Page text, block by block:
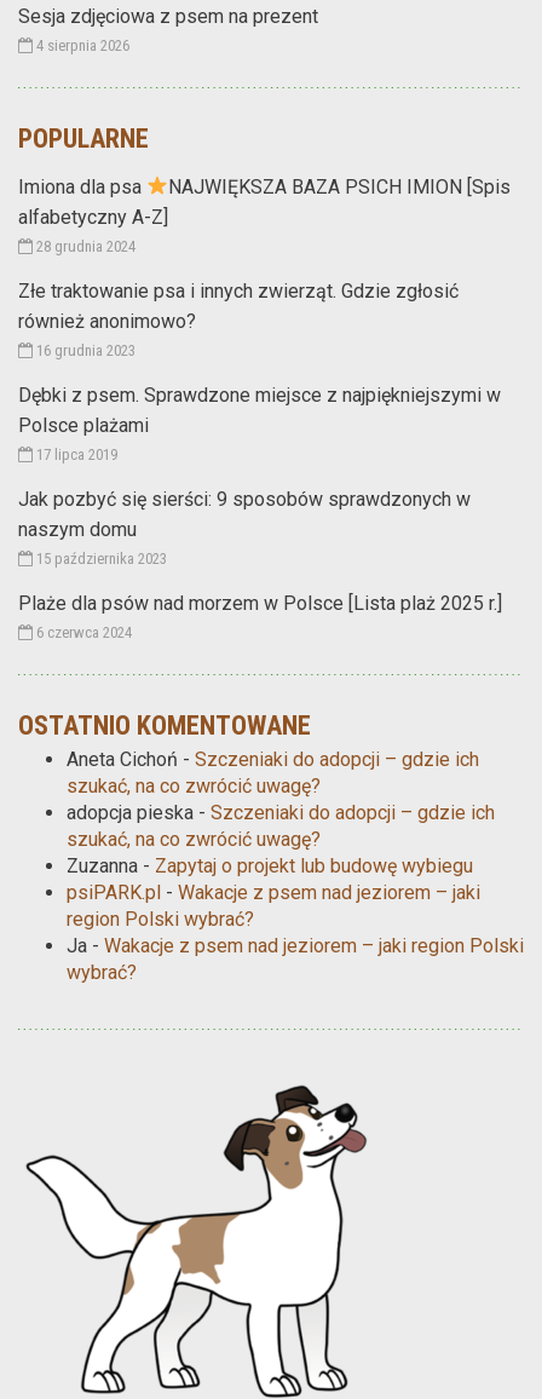
Sesja zdjęciowa z psem na prezent
4 sierpnia 2026
POPULARNE
Imiona dla psa
NAJWIĘKSZA BAZA PSICH IMION [Spis
alfabetyczny A-Z]
28 grudnia 2024
Złe traktowanie psa i innych zwierząt. Gdzie zgłosić
również anonimowo?
16 grudnia 2023
Dębki z psem. Sprawdzone miejsce z najpiękniejszymi w
Polsce plażami
17 lipca 2019
Jak pozbyć się sierści: 9 sposobów sprawdzonych w
naszym domu
15 października 2023
Plaże dla psów nad morzem w Polsce [Lista plaż 2025 r.]
6 czerwca 2024
OSTATNIO KOMENTOWANE
Aneta Cichoń - Szczeniaki do adopcji – gdzie ich
szukać, na co zwrócić uwagę?
adopcja pieska - Szczeniaki do adopcji – gdzie ich
szukać, na co zwrócić uwagę?
Zuzanna - Zapytaj o projekt lub budowę wybiegu
psiPARK.pl - Wakacje z psem nad jeziorem – jaki
region Polski wybrać?
Ja - Wakacje z psem nad jeziorem – jaki region Polski
wybrać?